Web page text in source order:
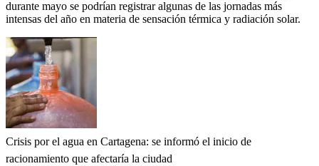
durante mayo se podrían registrar algunas de las jornadas más
intensas del año en materia de sensación térmica y radiación solar.
Crisis por el agua en Cartagena: se informó el inicio de
racionamiento que afectaría la ciudad